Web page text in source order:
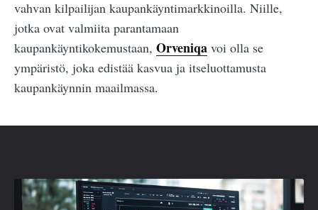
vahvan kilpailijan kaupankäyntimarkkinoilla. Niille,
jotka ovat valmiita parantamaan
kaupankäyntikokemustaan, Orveniqa voi olla se
ympäristö, joka edistää kasvua ja itseluottamusta
kaupankäynnin maailmassa.